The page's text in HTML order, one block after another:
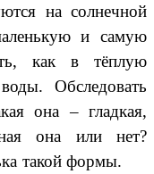
на солнечной
и самую
как в тёплую
Обследовать
она – гладкая,
она или нет?
такой формы.